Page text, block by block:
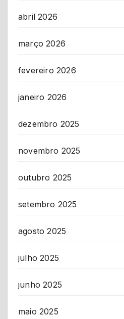
abril 2026
março 2026
fevereiro 2026
janeiro 2026
dezembro 2025
novembro 2025
outubro 2025
setembro 2025
agosto 2025
julho 2025
junho 2025
maio 2025